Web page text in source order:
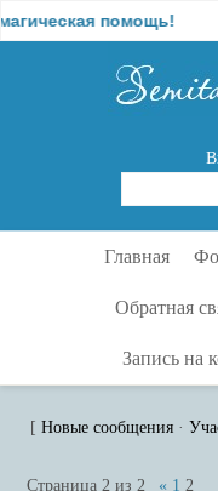
помощь!
Главная
Обратная
Запись на
[ Новые сообщения ·
Страница 2 из 2 « 1 2